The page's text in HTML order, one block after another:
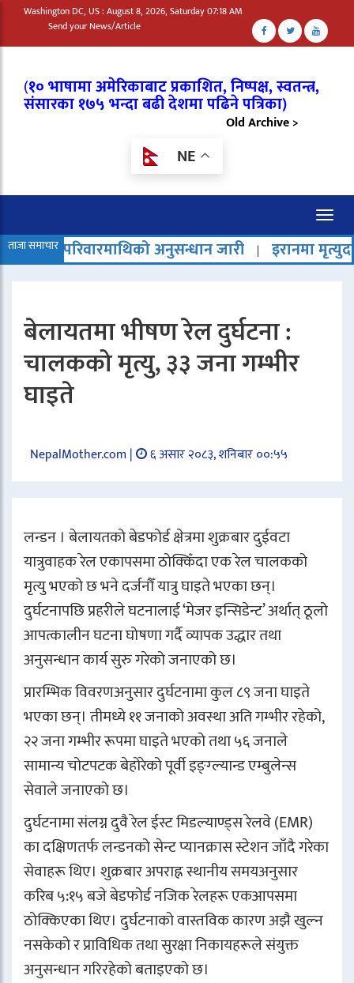
Washington DC, US : August 8, 2026, Saturday 07:18 AM
Send your News/Article
(१० भाषामा अमेरिकाबाट प्रकाशित, निष्पक्ष, स्वतन्त्र,
संसारका १७५ भन्दा बढी देशमा पढिने पत्रिका)
Old Archive >
NE
ताजा समाचार अनुसन्धान जारी | इरानमा मृत्युदण्ड बढेको भन्दै
बेलायतमा भीषण रेल दुर्घटना :
चालकको मृत्यु, ३३ जना गम्भीर
घाइते
NepalMother.com | ६ असार २०८३, शनिबार ००:५५
लन्डन । बेलायतको बेडफोर्ड क्षेत्रमा शुक्रबार दुईवटा
यात्रुवाहक रेल एकापसमा ठोक्किँदा एक रेल चालकको
मृत्यु भएको छ भने दर्जनौँ यात्रु घाइते भएका छन्।
दुर्घटनापछि प्रहरीले घटनालाई ‘मेजर इन्सिडेन्ट’ अर्थात् ठूलो
आपत्कालीन घटना घोषणा गर्दै व्यापक उद्धार तथा
अनुसन्धान कार्य सुरु गरेको जनाएको छ।
प्रारम्भिक विवरणअनुसार दुर्घटनामा कुल ८९ जना घाइते
भएका छन्। तीमध्ये ११ जनाको अवस्था अति गम्भीर रहेको,
२२ जना गम्भीर रूपमा घाइते भएको तथा ५६ जनाले
सामान्य चोटपटक बेहोरेको पूर्वी इङ्ग्ल्यान्ड एम्बुलेन्स
सेवाले जनाएको छ।
दुर्घटनामा संलग्न दुवै रेल ईस्ट मिडल्याण्ड्स रेलवे (EMR)
का दक्षिणतर्फ लन्डनको सेन्ट प्यानक्रास स्टेशन जाँदै गरेका
सेवाहरू थिए। शुक्रबार अपराह्न स्थानीय समयअनुसार
करिब ५:१५ बजे बेडफोर्ड नजिक रेलहरू एकआपसमा
ठोक्किएका थिए। दुर्घटनाको वास्तविक कारण अझै खुल्न
नसकेको र प्राविधिक तथा सुरक्षा निकायहरूले संयुक्त
अनुसन्धान गरिरहेको बताइएको छ।